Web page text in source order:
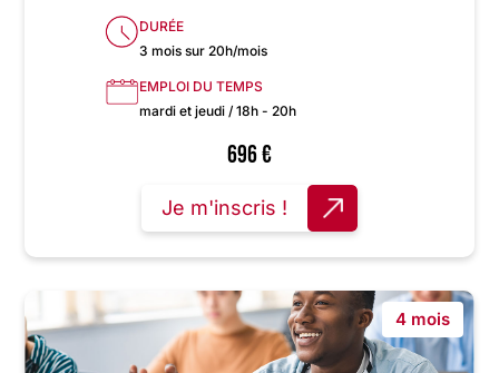
DURÉE
3 mois sur 20h/mois
EMPLOI DU TEMPS
mardi et jeudi / 18h - 20h
696€
Je m'inscris !
4 mois